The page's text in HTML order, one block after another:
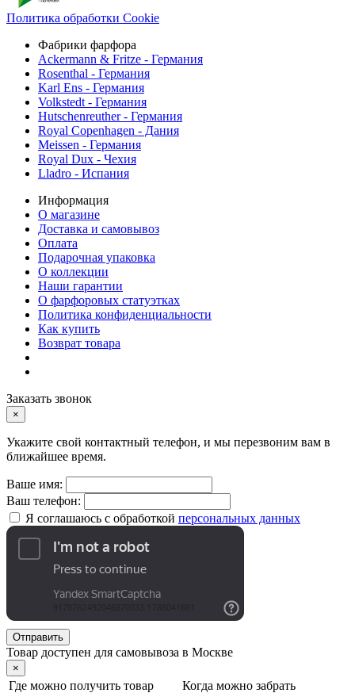
Политика обработки Cookie
Фабрики фарфора
Ackermann & Fritze - Германия
Rosenthal - Германия
Karl Ens - Германия
Volkstedt - Германия
Hutschenreuther - Германия
Royal Copenhagen - Дания
Meissen - Германия
Royal Dux - Чехия
Lladro - Испания
Информация
О магазине
Доставка и самовывоз
Оплата
Подарочная упаковка
О коллекции
Наши гарантии
О фарфоровых статуэтках
Политика конфиденциальности
Как купить
Возврат товара
Заказать звонок
×
Укажите свой контактный телефон, и мы перезвоним вам в
ближайшее время.
Ваше имя:
Ваш телефон:
Я соглашаюсь с обработкой персональных данных
Отправить
Товар доступен для самовывоза в Москве
×
Где можно получить товар
Когда можно забрать